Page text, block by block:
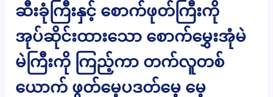
ဆီးခုံကြီးနှင့် စောက်ဖုတ်ကြီးကို
အုပ်ဆိုင်းထားသော စောက်မွှေးအုံမဲ
မဲကြီးကို ကြည့်ကာ တက်လူတစ်
ယောက် ဖွတ်မေ့ပဒတ်မေ့ မေ့